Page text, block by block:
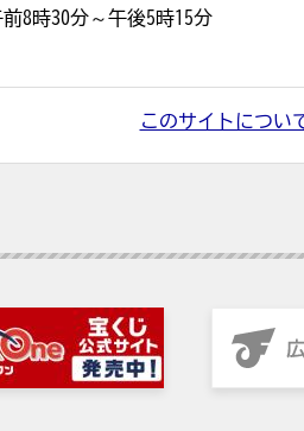
8時30分～午後5時15分
このサイトについ